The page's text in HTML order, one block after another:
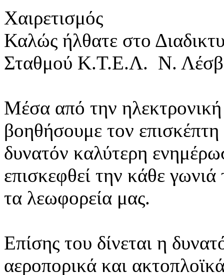
Χαιρετισμός
Καλώς ήλθατε στο
Σταθμού Κ.Τ.Ε.Λ. Ν.
Μέσα από την ηλεκτρονική
βοηθήσουμε τον
δυνατόν καλύτερη
επισκεφθεί την κάθε
τα λεωφορεία μας.
Επίσης του δίνεται η
αεροπορικά και